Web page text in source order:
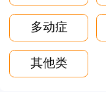
多动症
其他类